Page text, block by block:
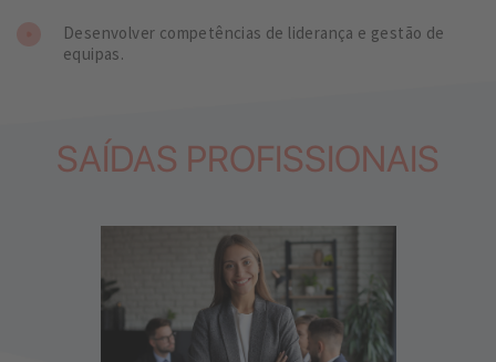
Desenvolver competências de liderança e gestão de
equipas.
SAÍDAS PROFISSIONAIS